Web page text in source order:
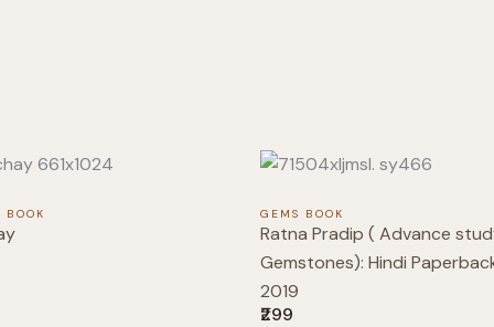
BOOK GEMS BOOK
Ratna Pradip ( Advance
Gemstones): Hindi
2019
₹299